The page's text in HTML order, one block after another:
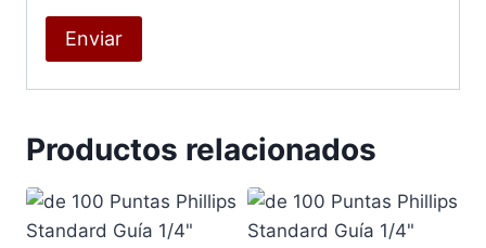
Productos relacionados